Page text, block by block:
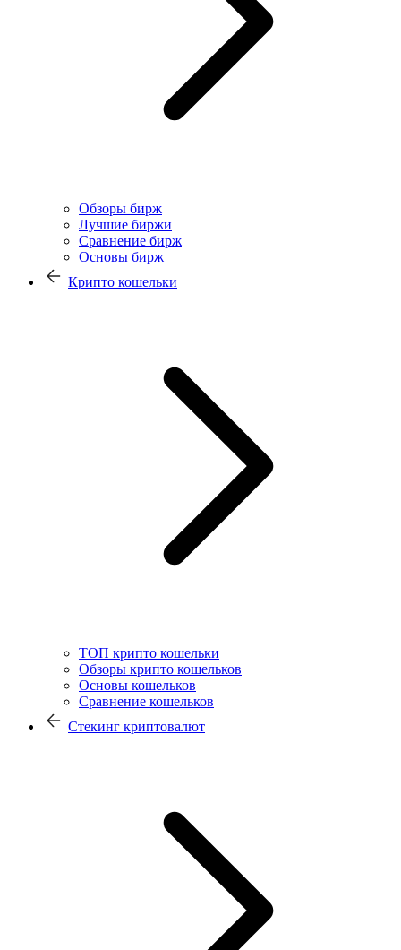
Обзоры бирж
Лучшие биржи
Сравнение бирж
Основы бирж
Крипто кошельки
ТОП крипто кошельки
Обзоры крипто кошельков
Основы кошельков
Сравнение кошельков
Стекинг криптовалют